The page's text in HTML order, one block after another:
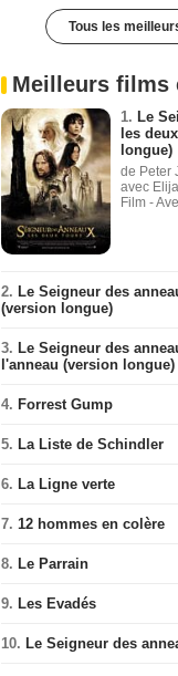
Tous les
Meilleurs films
1. Le
les
longue)
de Peter
avec
Film -
2. Le Seigneur des
(version longue)
3. Le Seigneur des
l'anneau (version longue)
4. Forrest Gump
5. La Liste de Schindler
6. La Ligne verte
7. 12 hommes en colère
8. Le Parrain
9. Les Evadés
10. Le Seigneur des